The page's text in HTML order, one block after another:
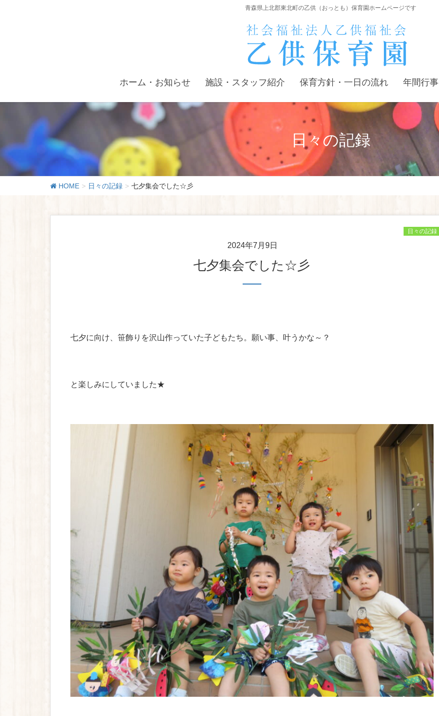
青森県上北郡東北町の乙供（おっとも）保育園ホームページです
ホーム・お知らせ 施設・スタッフ紹介 保育方針・一日の流れ 年間行事
日々の記録
HOME 日々の記録 七夕集会でした☆彡
2024年7月9日
日々の記録
七夕集会でした☆彡
七夕に向け、笹飾りを沢山作っていた子どもたち。願い事、叶うかな～？
と楽しみにしていました★